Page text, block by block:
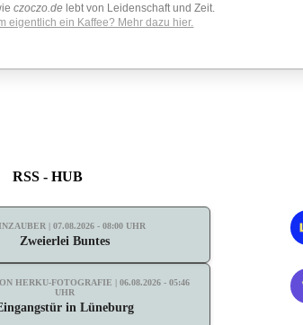
czoczo.de lebt von Leidenschaft und Zeit.
eigentlich ein Kaffee? Mehr dazu hier.
RSS - HUB
| 07.08.2026 - 08:00 UHR
Zweierlei Buntes
HERKU-FOTOGRAFIE | 06.08.2026 - 05:46
UHR
in Lüneburg